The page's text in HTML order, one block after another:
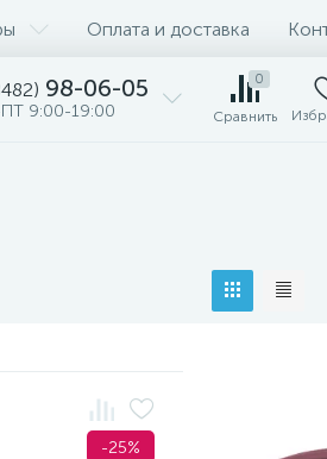
Оплата и доставка
98-06-05
9:00-19:00
0
Сравнить
-25%